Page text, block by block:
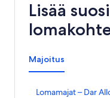
Lisää
Majoitus
Lomamajat – Dar
K